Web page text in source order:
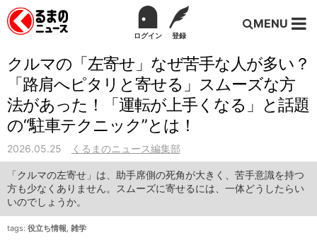
ログイン 登録
MENU
クルマの「左寄せ」なぜ苦手な人が多い？
「路肩へピタリと寄せる」スムーズな方
法があった！「運転が上手くなる」と話題
の“駐車テクニック”とは！
2026.05.25 くるまのニュース編集部
「クルマの左寄せ」は、助手席側の死角が大きく、苦手意識を持つ
方も少なくありません。スムーズに寄せるには、一体どうしたらい
いのでしょうか。
tags: 役立ち情報, 雑学